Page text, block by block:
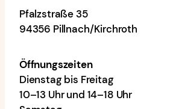
Pfalzstraße 35
94356 Pillnach/Kirchroth
Öffnungszeiten
Dienstag bis Freitag
10–13 Uhr und 14–18 Uhr